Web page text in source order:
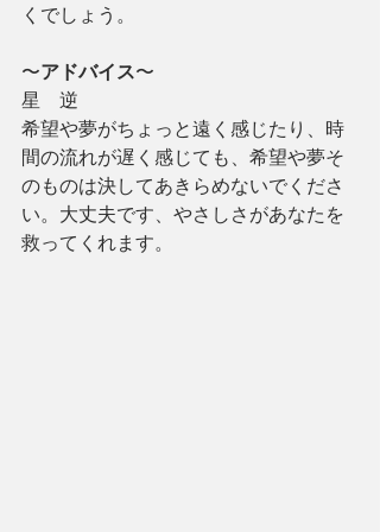
くでしょう。
〜アドバイス〜
星　逆
希望や夢がちょっと遠く感じたり、時
間の流れが遅く感じても、希望や夢そ
のものは決してあきらめないでくださ
い。大丈夫です、やさしさがあなたを
救ってくれます。